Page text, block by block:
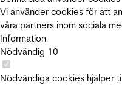
Vi använder cookies för att
våra partners inom sociala
Information
Nödvändig 10
Nödvändiga cookies hjälper